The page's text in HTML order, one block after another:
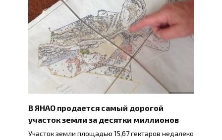
В ЯНАО продается самый дорогой
участок земли за десятки миллионов
Участок земли площадью 15,67 гектаров недалеко